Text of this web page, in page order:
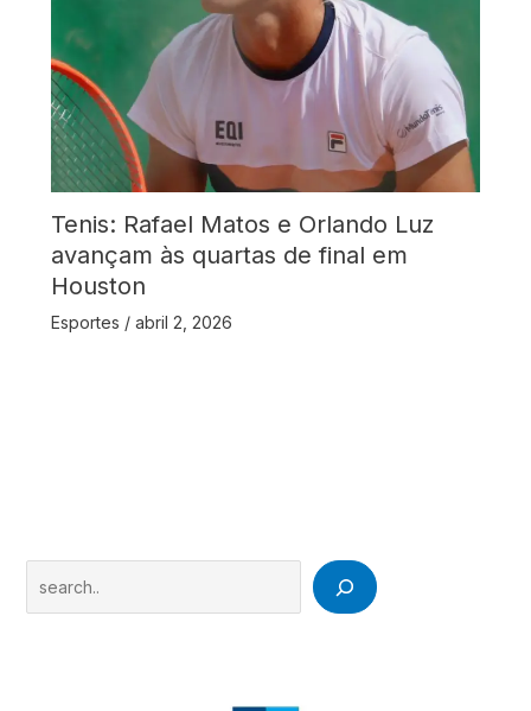
Tenis: Rafael Matos e Orlando Luz
avançam às quartas de final em
Houston
Esportes / abril 2, 2026